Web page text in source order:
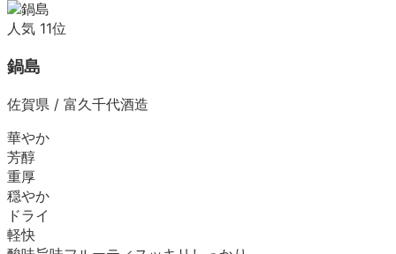
人気 11位
鍋島
佐賀県 / 富久千代酒造
華やか
芳醇
重厚
穏やか
ドライ
軽快